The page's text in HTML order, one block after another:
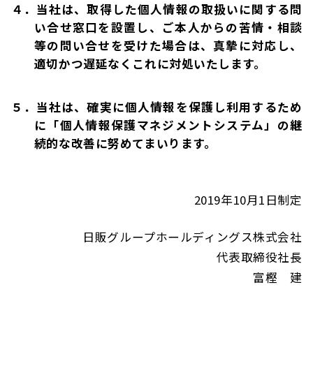
４．当社は、取得した個人情報の取扱いに関する問
い合せ窓口を設置し、ご本人からの苦情・相談
等の問い合せを受けた場合は、真摯に対応し、
適切かつ遅延なくこれに対処いたします。
５．当社は、確実に個人情報を保護し利用するため
に「個人情報保護マネジメントシステム」の継
続的な改善に努めてまいります。
2019年10月1日制定
日販グループホールディングス株式会社
代表取締役社長
富樫 建